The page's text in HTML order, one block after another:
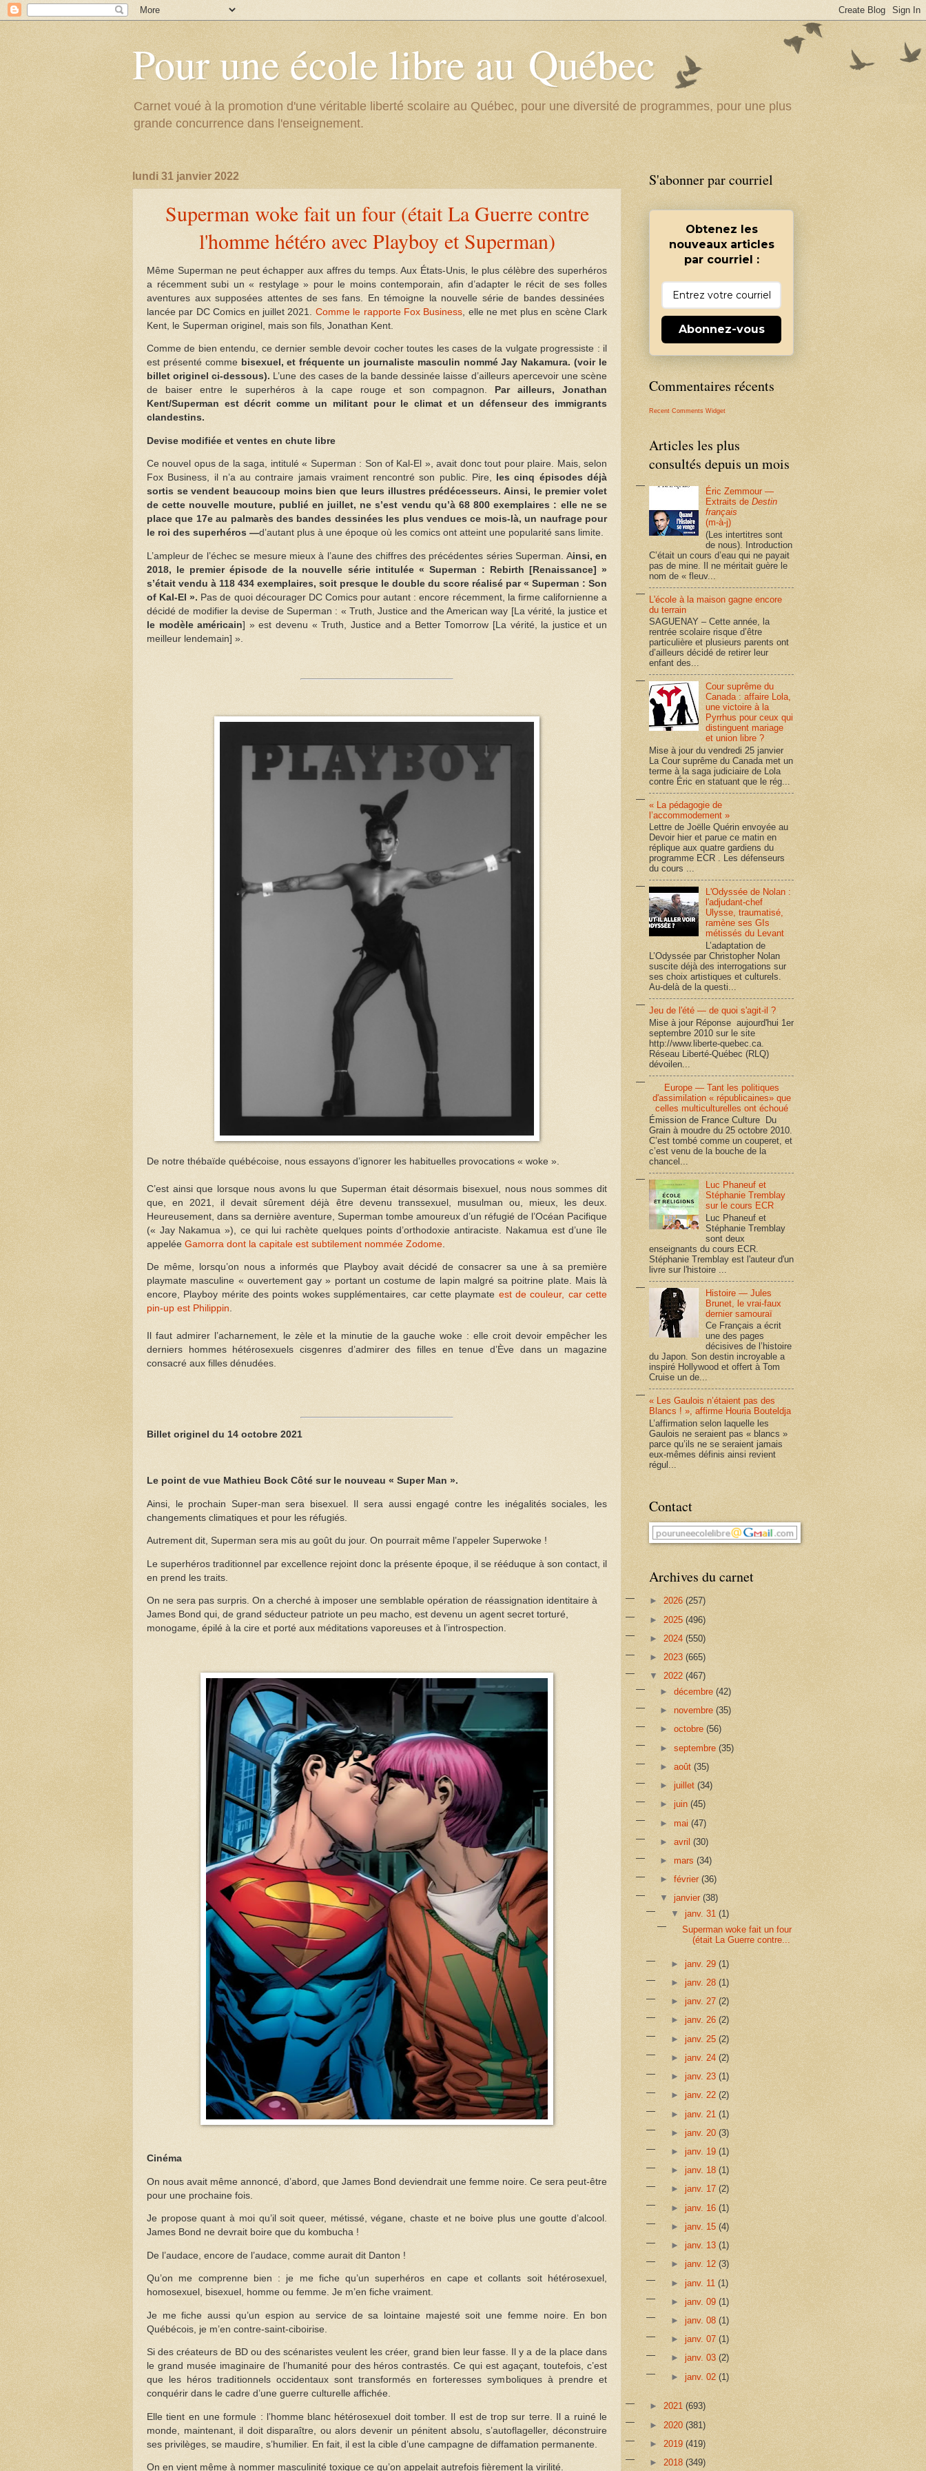
Pour une école libre au Québec
Carnet voué à la promotion d'une véritable liberté scolaire au Québec, pour une diversité de programmes, pour une plus
grande concurrence dans l'enseignement.
lundi 31 janvier 2022
Superman woke fait un four (était La Guerre contre
l'homme hétéro avec Playboy et Superman)
Même Superman ne peut échapper aux affres du temps. Aux États-Unis, le plus célèbre des superhéros
a récemment subi un « restylage » pour le moins contemporain, afin d’adapter le récit de ses folles
aventures aux supposées attentes de ses fans. En témoigne la nouvelle série de bandes dessinées
lancée par DC Comics en juillet 2021. Comme le rapporte Fox Business , elle ne met plus en scène Clark
Kent, le Superman originel, mais son fils, Jonathan Kent.
Comme de bien entendu, ce dernier semble devoir cocher toutes les cases de la vulgate progressiste : il
est présenté commebisexuel, et fréquente un journaliste masculin nommé Jay Nakamura. (voir le
billet originel ci-dessous). L’une des cases de la bande dessinée laisse d’ailleurs apercevoir une scène
de baiser entre le superhéros à la cape rouge et son compagnon.
Par ailleurs, Jonathan
Kent/Superman est décrit comme un militant pour le climat et un défenseur des immigrants
clandestins.
Devise modifiée et ventes en chute libre
Ce nouvel opus de la saga, intitulé « Superman : Son of Kal-El », avait donc tout pour plaire. Mais, selon
Fox Business, il n’a au contraire jamais vraiment rencontré son public. Pire,
les cinq épisodes déjà
sortis se vendent beaucoup moins bien que leurs illustres prédécesseurs. Ainsi, le premier volet
de cette nouvelle mouture, publié en juillet, ne s’est vendu qu’à 68 800 exemplaires : elle ne se
place que 17e au palmarès des bandes dessinées les plus vendues ce mois-là, un naufrage pour
le roi des superhéros —d’autant plus à une époque où les comics ont atteint une popularité sans limite.
L’ampleur de l’échec se mesure mieux à l’aune des chiffres des précédentes séries Superman. Ainsi, en
2018, le premier épisode de la nouvelle série intitulée « Superman : Rebirth [Renaissance] »
s’était vendu à 118 434 exemplaires, soit presque le double du score réalisé par « Superman : Son
of Kal-El ». Pas de quoi décourager DC Comics pour autant : encore récemment, la firme californienne a
décidé de modifier la devise de Superman : « Truth, Justice and the American way [La vérité, la justice et
le modèle américain] » est devenu « Truth, Justice and a Better Tomorrow [La vérité, la justice et un
meilleur lendemain] ».
De notre thébaïde québécoise, nous essayons d’ignorer les habituelles provocations « woke ».
C’est ainsi que lorsque nous avons lu que Superman était désormais bisexuel, nous nous sommes dit
que, en 2021, il devait sûrement déjà être devenu transsexuel, musulman ou, mieux, les deux.
Heureusement, dans sa dernière aventure, Superman tombe amoureux d’un réfugié de l’Océan Pacifique
(« Jay Nakamua »), ce qui lui rachète quelques points d’orthodoxie antiraciste. Nakamua est d’une île
appelée Gamorra dont la capitale est subtilement nommée Zodome
De même, lorsqu’on nous a informés que Playboy avait décidé de consacrer sa une à sa première
playmate masculine « ouvertement gay » portant un costume de lapin malgré sa poitrine plate. Mais là
encore, Playboy mérite des points wokes supplémentaires, car cette playmate est de couleur, car cette
pin-up est Philippin.
Il faut admirer l’acharnement, le zèle et la minutie de la gauche woke : elle croit devoir empêcher les
derniers hommes hétérosexuels cisgenres d’admirer des filles en tenue d’Ève dans un magazine
consacré aux filles dénudées.
Billet originel du 14 octobre 2021
Le point de vue Mathieu Bock Côté sur le nouveau « Super Man ».
Ainsi, le prochain Super-man sera bisexuel. Il sera aussi engagé contre les inégalités sociales, les
changements climatiques et pour les réfugiés.
Autrement dit, Superman sera mis au goût du jour. On pourrait même l’appeler Superwoke !
Le superhéros traditionnel par excellence rejoint donc la présente époque, il se rééduque à son contact, il
en prend les traits.
On ne sera pas surpris. On a cherché à imposer une semblable opération de réassignation identitaire à
James Bond qui, de grand séducteur patriote un peu macho, est devenu un agent secret torturé,
monogame, épilé à la cire et porté aux méditations vaporeuses et à l’introspection.
Cinéma
On nous avait même annoncé, d’abord, que James Bond deviendrait une femme noire. Ce sera peut-être
pour une prochaine fois.
Je propose quant à moi qu’il soit queer, métissé, végane, chaste et ne boive plus une goutte d’alcool.
James Bond ne devrait boire que du kombucha !
De l’audace, encore de l’audace, comme aurait dit Danton !
Qu’on me comprenne bien : je me fiche qu’un superhéros en cape et collants soit hétérosexuel,
homosexuel, bisexuel, homme ou femme. Je m’en fiche vraiment.
Je me fiche aussi qu’un espion au service de sa lointaine majesté soit une femme noire. En bon
Québécois, je m’en contre-saint-ciboirise.
Si des créateurs de BD ou des scénaristes veulent les créer, grand bien leur fasse. Il y a de la place dans
le grand musée imaginaire de l’humanité pour des héros contrastés. Ce qui est agaçant, toutefois, c’est
que les héros traditionnels occidentaux sont transformés en forteresses symboliques à prendre et
conquérir dans le cadre d’une guerre culturelle affichée.
Elle tient en une formule : l’homme blanc hétérosexuel doit tomber. Il est de trop sur terre. Il a ruiné le
monde, maintenant, il doit disparaître, ou alors devenir un pénitent absolu, s’autoflageller, déconstruire
ses privilèges, se maudire, s’humilier. En fait, il est la cible d’une campagne de diffamation permanente.
On en vient même à nommer masculinité toxique ce qu’on appelait autrefois fièrement la virilité.
S'abonner par courriel
Obtenez les
nouveaux articles
par courriel :
Abonnez-vous
Commentaires récents
Recent Comments Widget
Articles les plus
consultés depuis un mois
Éric Zemmour —
Extraits deDestin
français
(m-à-j)
(Les intertitres sont
de nous). Introduction
C’était un cours d’eau qui ne payait
pas de mine. Il ne méritait guère le
nom de « fleuv...
L'école à la maison gagne encore
du terrain
SAGUENAY – Cette année, la
rentrée scolaire risque d’être
particulière et plusieurs parents ont
d’ailleurs décidé de retirer leur
enfant des...
Cour suprême du
Canada : affaire Lola,
une victoire à la
Pyrrhus pour ceux qui
distinguent mariage
et union libre ?
Mise à jour du vendredi 25 janvier
La Cour suprême du Canada met un
terme à la saga judiciaire de Lola
contre Éric en statuant que le rég...
« La pédagogie de
l’accommodement »
Lettre de Joëlle Quérin envoyée au
Devoir hier et parue ce matin en
réplique aux quatre gardiens du
programme ECR . Les défenseurs
du cours ...
L'Odyssée de Nolan :
l'adjudant-chef
Ulysse, traumatisé,
ramène ses GIs
métissés du Levant
L’adaptation de
L’Odyssée par Christopher Nolan
suscite déjà des interrogations sur
ses choix artistiques et culturels.
Au-delà de la questi...
Jeu de l'été — de quoi s'agit-il ?
Mise à jour Réponse aujourd'hui 1er
septembre 2010 sur le site
http://www.liberte-quebec.ca.
Réseau Liberté-Québec (RLQ)
dévoilen...
Europe — Tant les politiques
d'assimilation « républicaines» que
celles multiculturelles ont échoué
Émission de France Culture Du
Grain à moudre du 25 octobre 2010.
C’est tombé comme un couperet, et
c’est venu de la bouche de la
chancel...
Luc Phaneuf et
Stéphanie Tremblay
sur le cours ECR
Luc Phaneuf et
Stéphanie Tremblay
sont deux
enseignants du cours ECR.
Stéphanie Tremblay est l'auteur d'un
livre sur l'histoire ...
Histoire — Jules
Brunet, le vrai-faux
dernier samouraï
Ce Français a écrit
une des pages
décisives de l’histoire
du Japon. Son destin incroyable a
inspiré Hollywood et offert à Tom
Cruise un de...
« Les Gaulois n’étaient pas des
Blancs ! », affirme Houria Bouteldja
L’affirmation selon laquelle les
Gaulois ne seraient pas « blancs »
parce qu’ils ne se seraient jamais
eux-mêmes définis ainsi revient
régul...
Contact
Archives du carnet
► 2026 (257)
► 2025 (496)
► 2024 (550)
► 2023 (665)
▼ 2022 (467)
►décembre(42)
►novembre(35)
►octobre(56)
►septembre(35)
►août(35)
► juillet(34)
►juin(45)
►mai(47)
►avril(30)
►mars(34)
►février(36)
▼janvier(38)
▼ janv. 31 (1)
Superman woke fait un four
(était La Guerre contre...
► janv. 29 (1)
► janv. 28 (1)
► janv. 27 (2)
► janv. 26 (2)
► janv. 25 (2)
► janv. 24 (2)
► janv. 23 (1)
► janv. 22 (2)
► janv. 21 (1)
► janv. 20 (3)
► janv. 19 (1)
► janv. 18 (1)
► janv. 17 (2)
► janv. 16 (1)
► janv. 15 (4)
► janv. 13 (1)
► janv. 12 (3)
► janv. 11 (1)
► janv. 09 (1)
► janv. 08 (1)
► janv. 07 (1)
► janv. 03 (2)
► janv. 02 (1)
► 2021 (693)
► 2020 (381)
► 2019 (419)
► 2018 (349)